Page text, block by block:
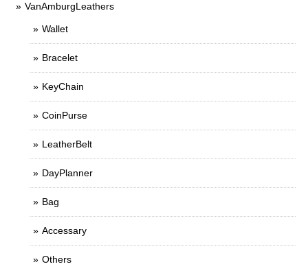
VanAmburgLeathers
Wallet
Bracelet
KeyChain
CoinPurse
LeatherBelt
DayPlanner
Bag
Accessary
Others